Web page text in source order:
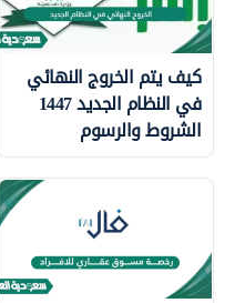
كيف يتم الخروج النهائي
في النظام الجديد 1447
الشروط والرسوم